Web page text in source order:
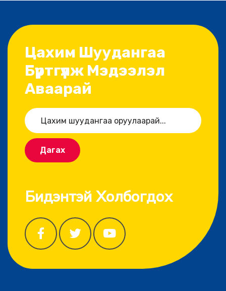
Цахим Шуудангаа
Бүртгүүлж Мэдээлэл
Аваарай
Дагах
Бидэнтэй Холбогдох